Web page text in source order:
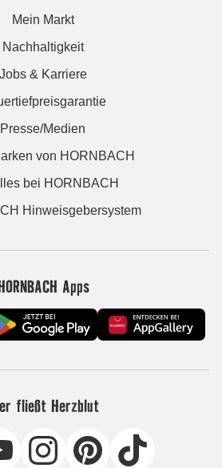
Mein Markt
Nachhaltigkeit
Jobs & Karriere
Presse/Medien
von HORNBACH
bei HORNBACH
Hinweisgebersystem
Apps
fließt Herzblut